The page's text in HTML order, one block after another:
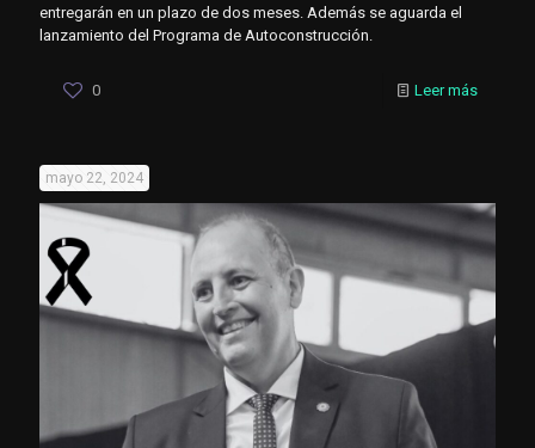
entregarán en un plazo de dos meses. Además se aguarda el
lanzamiento del Programa de Autoconstrucción.
0 Leer más
mayo 22, 2024